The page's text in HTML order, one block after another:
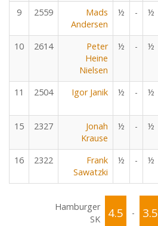
9 2559
Mads
Andersen
½ - ½
10 2614
Peter
Heine
Nielsen
½ - ½
11 2504 Igor Janik ½ - ½
15 2327
Jonah
Krause
½ - ½
16 2322
Frank
Sawatzki
½ - ½
Hamburger
SK
4.5 - 3.5